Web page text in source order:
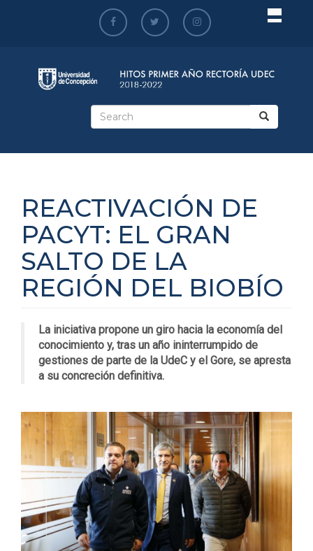
Search
REACTIVACIÓN DE
PACYT: EL GRAN
SALTO DE LA
REGIÓN DEL BIOBÍO
La iniciativa propone un giro hacia la economía del
conocimiento y, tras un año ininterrumpido de
gestiones de parte de la UdeC y el Gore, se apresta
a su concreción definitiva.